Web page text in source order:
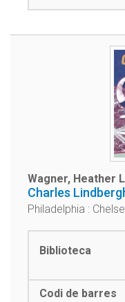
Wagner, Heather
Charles
Philadelphia :